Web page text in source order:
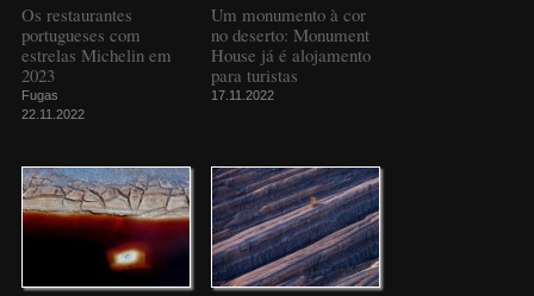
Os restaurantes
portugueses com
estrelas Michelin em
2023
Fugas
22.11.2022
Um monumento à cor
no deserto: Monument
House já é alojamento
para turistas
17.11.2022